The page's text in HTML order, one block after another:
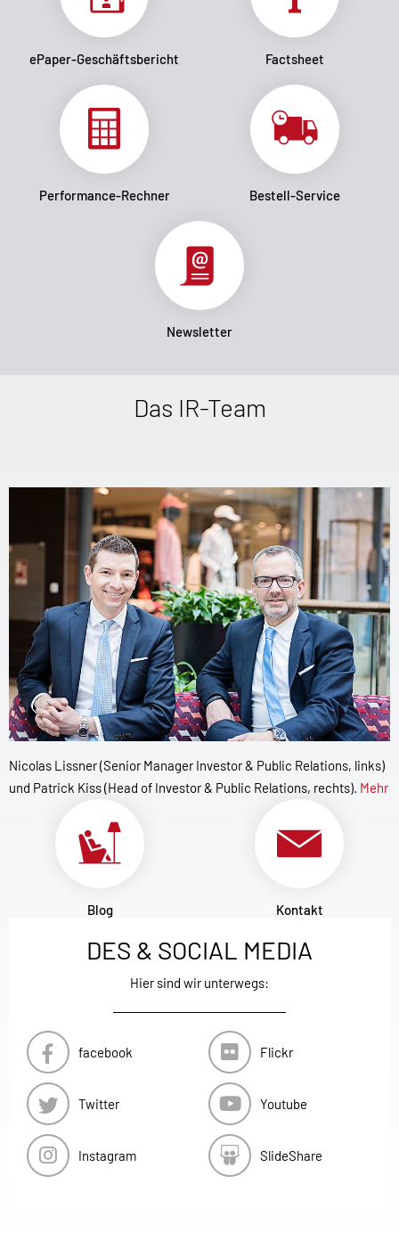
ePaper-Geschäftsbericht Factsheet
Performance-Rechner Bestell-Service
Newsletter
Das IR-Team
Nicolas Lissner (Senior Manager Investor & Public Relations, links)
und Patrick Kiss (Head of Investor & Public Relations, rechts). Mehr
Blog Kontakt
DES & SOCIAL MEDIA
Hier sind wir unterwegs:
facebook
Twitter
Instagram
Flickr
Youtube
SlideShare